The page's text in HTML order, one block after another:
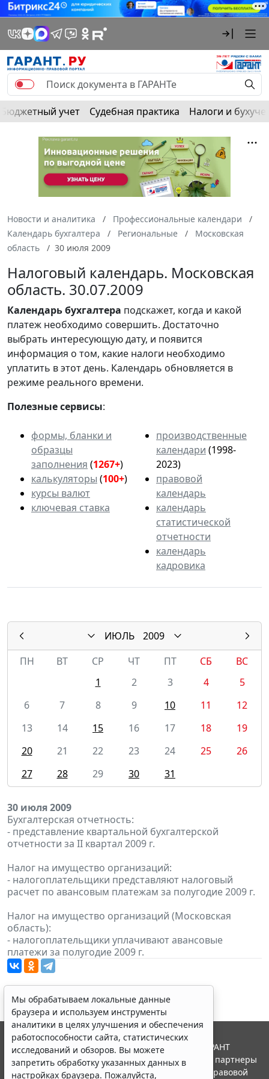
Бюджетный учет Судебная практика Налоги и
Новости и аналитика
Профессиональные календари
Календарь бухгалтера
Региональные
Московская
область
30 июля 2009
Налоговый календарь. Московская
область. 30.07.2009
Календарьбухгалтера подскажет, когда и какой
платеж необходимо совершить. Достаточно
выбрать интересующую дату, и появится
информация о том, какие налоги необходимо
уплатить в этот день. Календарь обновляется в
режиме реального времени.
Полезные сервисы:
формы, бланки и
образцы
заполнения (1267+)
калькуляторы (100+)
курсы валют
ключевая ставка
производственные
календари (1998-
2023)
правовой
календарь
календарь
статистической
отчетности
календарь
кадровика
ИЮЛЬ
2009
ПН
ВТ СР ЧТ ПТ СБ
ВС
1
2 3 4
5
6
7 8 9 10 11
12
13
14 15 16 17 18
19
20
21 22 23 24 25
26
27
28 29 30 31
30 июля 2009
Бухгалтерская отчетность:
- представление квартальной бухгалтерской
отчетности за II квартал 2009 г.
Налог на имущество организаций:
- налогоплательщики представляют налоговый
расчет по авансовым платежам за полугодие 2009 г.
Налог на имущество организаций (Московская
область):
- налогоплательщики уплачивают авансовые
платежи за полугодие 2009 г.
Мы обрабатываем локальные данные
браузера и используем инструменты
аналитики в целях улучшения и обеспечения
работоспособности сайта, статистических
исследований и обзоров. Вы можете
запретить обработку указанных данных в
настройках браузера. Пожалуйста,
© ООО "НПП "ГАРАНТ-СЕРВИС", 2026. Система ГАРАНТ
выпускается с 1990 года. Компания "Гарант" и ее партнеры
являются участниками Российской ассоциации правовой